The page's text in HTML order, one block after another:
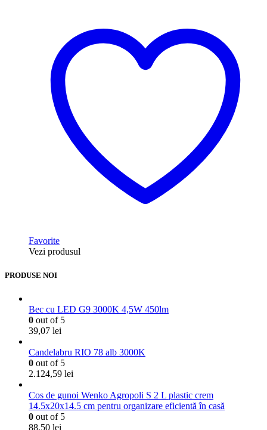
Favorite
Vezi produsul
PRODUSE NOI
Bec cu LED G9 3000K 4,5W 450lm
0 out of 5
39,07 lei
Candelabru RIO 78 alb 3000K
0 out of 5
2.124,59 lei
Cos de gunoi Wenko Agropoli S 2 L plastic crem
14.5x20x14.5 cm pentru organizare eficientă în casă
0 out of 5
88,50 lei